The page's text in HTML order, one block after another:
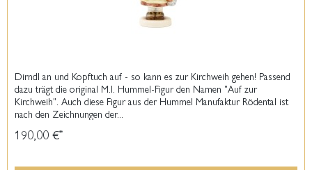
Dirndl an und Kopftuch auf - so kann es zur Kirchweih gehen! Passend
dazu trägt die original M.I. Hummel-Figur den Namen "Auf zur
Kirchweih". Auch diese Figur aus der Hummel Manufaktur Rödental ist
nach den Zeichnungen der...
190,00 €*